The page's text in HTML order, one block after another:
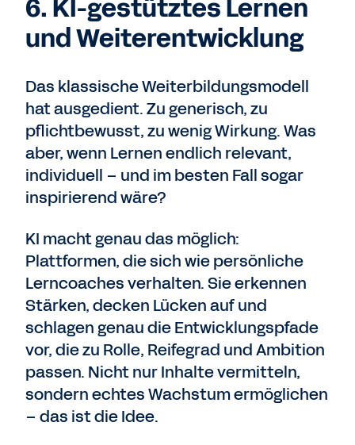
6. KI-gestütztes Lernen
und Weiterentwicklung
Das klassische Weiterbildungsmodell
hat ausgedient. Zu generisch, zu
pflichtbewusst, zu wenig Wirkung. Was
aber, wenn Lernen endlich relevant,
individuell – und im besten Fall sogar
inspirierend wäre?
KI macht genau das möglich:
Plattformen, die sich wie persönliche
Lerncoaches verhalten. Sie erkennen
Stärken, decken Lücken auf und
schlagen genau die Entwicklungspfade
vor, die zu Rolle, Reifegrad und Ambition
passen. Nicht nur Inhalte vermitteln,
sondern echtes Wachstum ermöglichen
– das ist die Idee.